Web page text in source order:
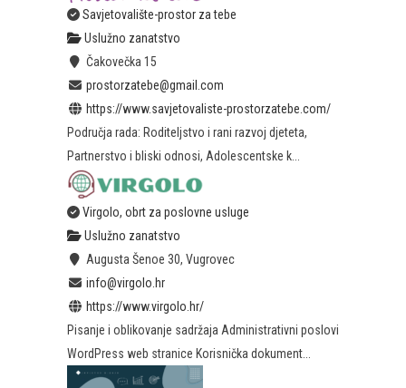
Savjetovalište-prostor za tebe
Uslužno zanatstvo
Čakovečka 15
prostorzatebe@gmail.com
https://www.savjetovaliste-prostorzatebe.com/
Područja rada: Roditeljstvo i rani razvoj djeteta,
Partnerstvo i bliski odnosi, Adolescentske k...
Virgolo, obrt za poslovne usluge
Uslužno zanatstvo
Augusta Šenoe 30, Vugrovec
info@virgolo.hr
https://www.virgolo.hr/
Pisanje i oblikovanje sadržaja Administrativni poslovi
WordPress web stranice Korisnička dokument...